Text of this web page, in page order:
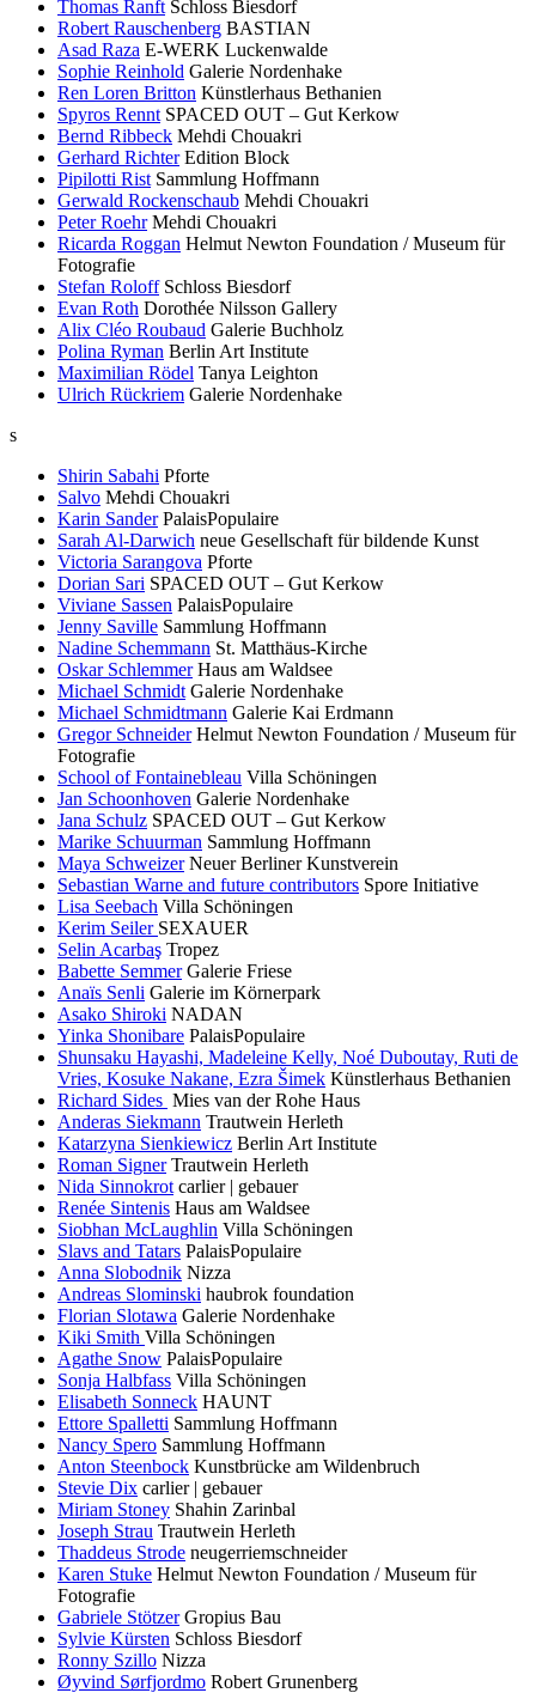
Thomas Ranft Schloss Biesdorf
Robert Rauschenberg BASTIAN
Asad Raza E-WERK Luckenwalde
Sophie Reinhold Galerie Nordenhake
Ren Loren Britton Künstlerhaus Bethanien
Spyros Rennt SPACED OUT – Gut Kerkow
Bernd Ribbeck Mehdi Chouakri
Gerhard Richter Edition Block
Pipilotti Rist Sammlung Hoffmann
Gerwald Rockenschaub Mehdi Chouakri
Peter Roehr Mehdi Chouakri
Ricarda Roggan Helmut Newton Foundation / Museum für
Fotografie
Stefan Roloff Schloss Biesdorf
Evan Roth Dorothée Nilsson Gallery
Alix Cléo Roubaud Galerie Buchholz
Polina Ryman Berlin Art Institute
Maximilian Rödel Tanya Leighton
Ulrich Rückriem Galerie Nordenhake
s
Shirin Sabahi Pforte
Salvo Mehdi Chouakri
Karin Sander PalaisPopulaire
Sarah Al-Darwich neue Gesellschaft für bildende Kunst
Victoria Sarangova Pforte
Dorian Sari SPACED OUT – Gut Kerkow
Viviane Sassen PalaisPopulaire
Jenny Saville Sammlung Hoffmann
Nadine Schemmann St. Matthäus-Kirche
Oskar Schlemmer Haus am Waldsee
Michael Schmidt Galerie Nordenhake
Michael Schmidtmann Galerie Kai Erdmann
Gregor Schneider Helmut Newton Foundation / Museum für
Fotografie
School of Fontainebleau Villa Schöningen
Jan Schoonhoven Galerie Nordenhake
Jana Schulz SPACED OUT – Gut Kerkow
Marike Schuurman Sammlung Hoffmann
Maya Schweizer Neuer Berliner Kunstverein
Sebastian Warne and future contributors Spore Initiative
Lisa Seebach Villa Schöningen
Kerim Seiler SEXAUER
Selin Acarbaş Tropez
Babette Semmer Galerie Friese
Anaïs Senli Galerie im Körnerpark
Asako Shiroki NADAN
Yinka Shonibare PalaisPopulaire
Shunsaku Hayashi, Madeleine Kelly, Noé Duboutay, Ruti de
Vries, Kosuke Nakane, Ezra Šimek Künstlerhaus Bethanien
Richard Sides Mies van der Rohe Haus
Anderas Siekmann Trautwein Herleth
Katarzyna Sienkiewicz Berlin Art Institute
Roman Signer Trautwein Herleth
Nida Sinnokrot carlier | gebauer
Renée Sintenis Haus am Waldsee
Siobhan McLaughlin Villa Schöningen
Slavs and Tatars PalaisPopulaire
Anna Slobodnik Nizza
Andreas Slominski haubrok foundation
Florian Slotawa Galerie Nordenhake
Kiki Smith Villa Schöningen
Agathe Snow PalaisPopulaire
Sonja Halbfass Villa Schöningen
Elisabeth Sonneck HAUNT
Ettore Spalletti Sammlung Hoffmann
Nancy Spero Sammlung Hoffmann
Anton Steenbock Kunstbrücke am Wildenbruch
Stevie Dix carlier | gebauer
Miriam Stoney Shahin Zarinbal
Joseph Strau Trautwein Herleth
Thaddeus Strode neugerriemschneider
Karen Stuke Helmut Newton Foundation / Museum für
Fotografie
Gabriele Stötzer Gropius Bau
Sylvie Kürsten Schloss Biesdorf
Ronny Szillo Nizza
Øyvind Sørfjordmo Robert Grunenberg